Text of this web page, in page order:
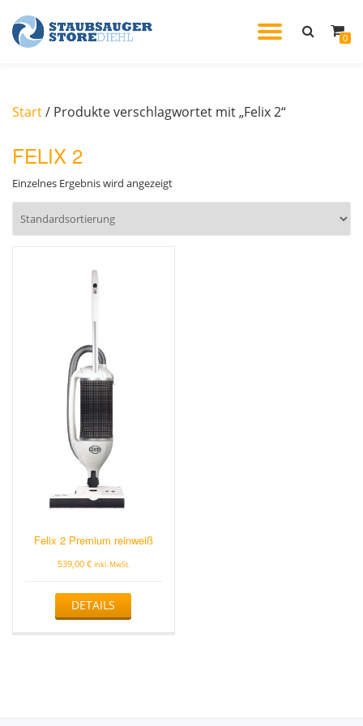
Skip
0
Start/ Produkte verschlagwortet mit „Felix 2“
FELIX 2
Einzelnes Ergebnis wird angezeigt
Felix 2 Premium reinweiß
539,00 € inkl. MwSt.
DETAILS